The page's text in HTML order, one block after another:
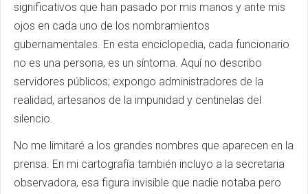
significativos que han pasado por mis manos y ante mis
ojos en cada uno de los nombramientos
gubernamentales. En esta enciclopedia, cada funcionario
no es una persona, es un síntoma. Aquí no describo
servidores públicos; expongo administradores de la
realidad, artesanos de la impunidad y centinelas del
silencio.
No me limitaré a los grandes nombres que aparecen en la
prensa. En mi cartografía también incluyo a la secretaria
observadora, esa figura invisible que nadie notaba pero